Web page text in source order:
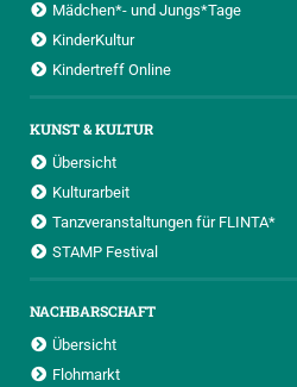
Mädchen*- und Jungs*Tage
KinderKultur
Kindertreff Online
KUNST & KULTUR
Übersicht
Kulturarbeit
Tanzveranstaltungen für FLINTA*
STAMP Festival
NACHBARSCHAFT
Übersicht
Flohmarkt